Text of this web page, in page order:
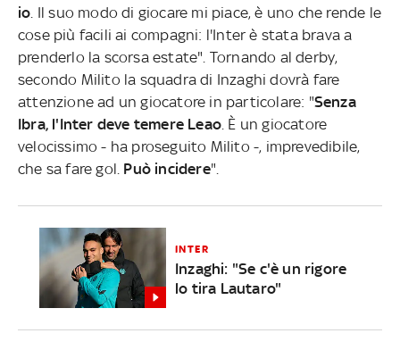
io . Il suo modo di giocare mi piace, è uno che rende le
cose più facili ai compagni: l'Inter è stata brava a
prenderlo la scorsa estate". Tornando al derby,
secondo Milito la squadra di Inzaghi dovrà fare
attenzione ad un giocatore in particolare: "Senza
Ibra, l'Inter deve temere Leao . È un giocatore
velocissimo - ha proseguito Milito -, imprevedibile,
che sa fare gol. Può incidere".
INTER
Inzaghi: "Se c'è un rigore
lo tira Lautaro"